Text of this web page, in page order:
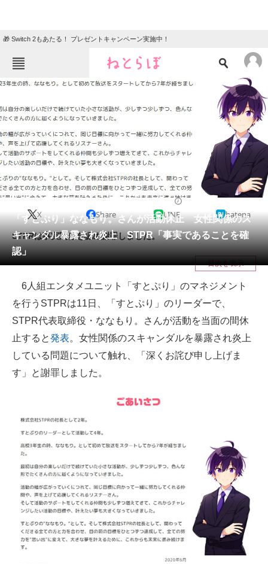
🎁 Switch 2もあたる！ プレゼントキャンペーン実施中！
ねとらぼメニュー
エンタメ
グルメ
動物 リサーチ
会員記事
メディア
注目記事を集めた総合ページ
ITの今と未来を見通す
スマホと通信の最新トレンド
進化するPCとデバイスの未来
好きが集まる 比べて選べる
AI活用のいまが分かる
企業ITのトレンドを詳説
経営リーダーのコミュニティ
マーケ×ITの今がよく分かる
ITエンジニア向け専門サイト
「すとぷり」ななもり。さんが活動休止 女性関係のス
キャンダル暴露され炎上 STPR「事実であることを確
認」
X Share LINE hatena
STPRは事実関係を認め謝罪しました。
目次を表示
6人組エンタメユニット「すとぷり」のマネジメント
を行うSTPRは11日、「すとぷり」のリーダーで、
STPR代表取締役・ななもり。さんが活動を当面の間休
止すると発表。女性関係のスキャンダルを暴露され炎上
している問題について触れ、「深くお詫び申し上げま
す」と謝罪しました。